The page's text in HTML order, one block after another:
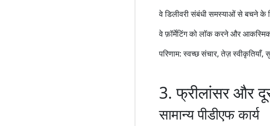
वे डिलीवरी संबंधी समस्याओं से बचने के
वे फ़ॉर्मेटिंग को लॉक करने और आकस्मिक
परिणाम: स्वच्छ संचार, तेज़
3. फ्रीलांसर और
सामान्य पीडीएफ कार्य